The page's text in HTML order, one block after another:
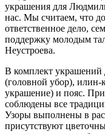
украшения для
нас. Мы считаем, что
ответственное дело,
поддержку молодым
Неустроева.
В комплект украшений
(головной убор), илин-
украшение) и пояс.
соблюдены все
Узоры выполнены в
присутствуют